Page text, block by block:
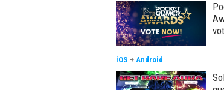
iOS + Android